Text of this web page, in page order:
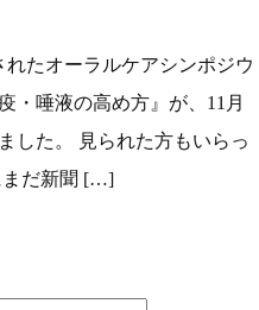
れたオーラルケアシンポジウ
・唾液の高め方』が、11月
した。 見られた方もいらっ
まだ新聞 […]